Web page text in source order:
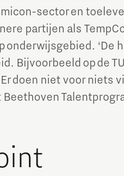
Food
Next Tech Food Factories
sector en
partijen als
onderwijsgebied. ‘De
Bijvoorbeeld op de
doen niet voor niets